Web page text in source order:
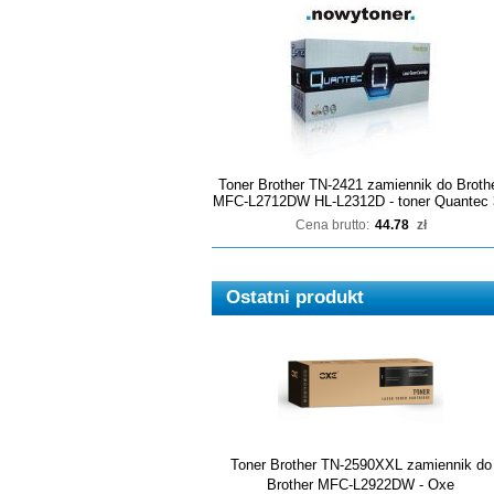
Toner Brother TN-2421 zamiennik do
MFC-L2712DW HL-L2312D - toner Quantec
Cena brutto: 44.78 zł
Ostatni produkt
Toner Brother TN-2590XXL zamiennik do
Brother MFC-L2922DW - Oxe